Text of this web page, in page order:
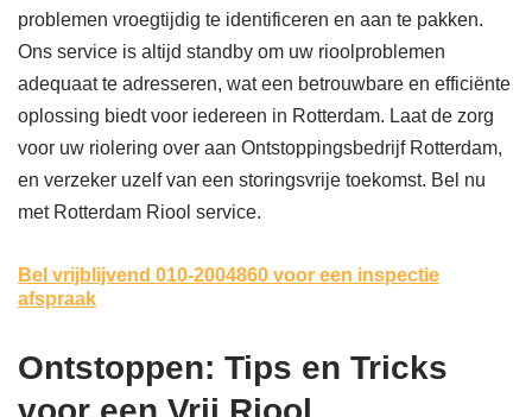
problemen vroegtijdig te identificeren en aan te pakken.
Ons service is altijd standby om uw rioolproblemen
adequaat te adresseren, wat een betrouwbare en efficiënte
oplossing biedt voor iedereen in Rotterdam. Laat de zorg
voor uw riolering over aan Ontstoppingsbedrijf Rotterdam,
en verzeker uzelf van een storingsvrije toekomst. Bel nu
met Rotterdam Riool service.
Bel vrijblijvend 010-2004860 voor een inspectie
afspraak
Ontstoppen: Tips en Tricks